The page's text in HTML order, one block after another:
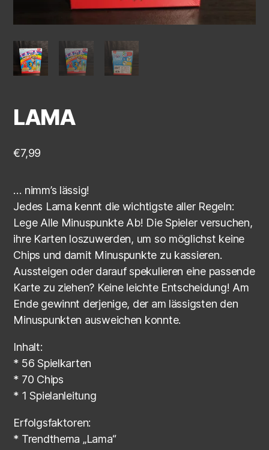
LAMA
€7,99
… nimm’s lässig!
Jedes Lama kennt die wichtigste aller Regeln:
Lege Alle Minuspunkte Ab! Die Spieler versuchen,
ihre Karten loszuwerden, um so möglichst keine
Chips und damit Minuspunkte zu kassieren.
Aussteigen oder darauf spekulieren eine passende
Karte zu ziehen? Keine leichte Entscheidung! Am
Ende gewinnt derjenige, der am lässigsten den
Minuspunkten ausweichen konnte.
Inhalt:
* 56 Spielkarten
* 70 Chips
* 1 Spielanleitung
Erfolgsfaktoren:
* Trendthema „Lama“